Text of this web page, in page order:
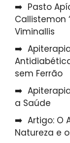
Pasto
Callistemon
Viminallis
sem Ferrão
a Saúde
Artigo: O
Natureza e